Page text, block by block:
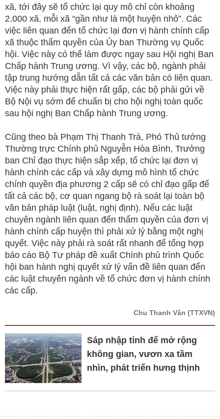
xã, tới đây sẽ tổ chức lại quy mô chỉ còn khoảng
2.000 xã, mỗi xã “gần như là một huyện nhỏ”. Các
việc liên quan đến tổ chức lại đơn vị hành chính cấp
xã thuộc thẩm quyền của Ủy ban Thường vụ Quốc
hội. Việc này có thể làm được ngay sau Hội nghị Ban
Chấp hành Trung ương. Vì vậy, các bộ, ngành phải
tập trung hướng dẫn tất cả các văn bản có liên quan.
Việc này phải thực hiện rất gấp, các bộ phải gửi về
Bộ Nội vụ sớm để chuẩn bị cho hội nghị toàn quốc
sau hội nghị Ban Chấp hành Trung ương.
Cũng theo bà Phạm Thị Thanh Trà, Phó Thủ tướng
Thường trực Chính phủ Nguyễn Hòa Bình, Trưởng
ban Chỉ đạo thực hiện sắp xếp, tổ chức lại đơn vị
hành chính các cấp và xây dựng mô hình tổ chức
chính quyền địa phương 2 cấp sẽ có chỉ đạo gấp để
tất cả các bộ, cơ quan ngang bộ rà soát lại toàn bộ
văn bản pháp luật (luật, nghị định). Nếu các luật
chuyên ngành liên quan đến thẩm quyền của đơn vị
hành chính cấp huyện thì phải xử lý bằng một nghị
quyết. Việc này phải rà soát rất nhanh để tổng hợp
báo cáo Bộ Tư pháp đề xuất Chính phủ trình Quốc
hội ban hành nghị quyết xử lý vấn đề liên quan đến
các luật chuyên ngành về tổ chức đơn vị hành chính
các cấp.
Chu Thanh Vân (TTXVN)
Sáp nhập tỉnh để mở rộng
không gian, vươn xa tầm
nhìn, phát triển hưng thịnh